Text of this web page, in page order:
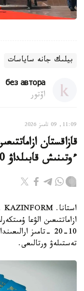
بيلىك جانە ساياسات
без автора
اۆتور
11:09, 09 تامىز 2026
قازاقستان
ءوتىنىش قابىلداۋ 10-تامىزدا باستالادى
ازاماتتىعىن الۋعا
10-20 -تامىز
تەستىلەۋ ورتالىعى.